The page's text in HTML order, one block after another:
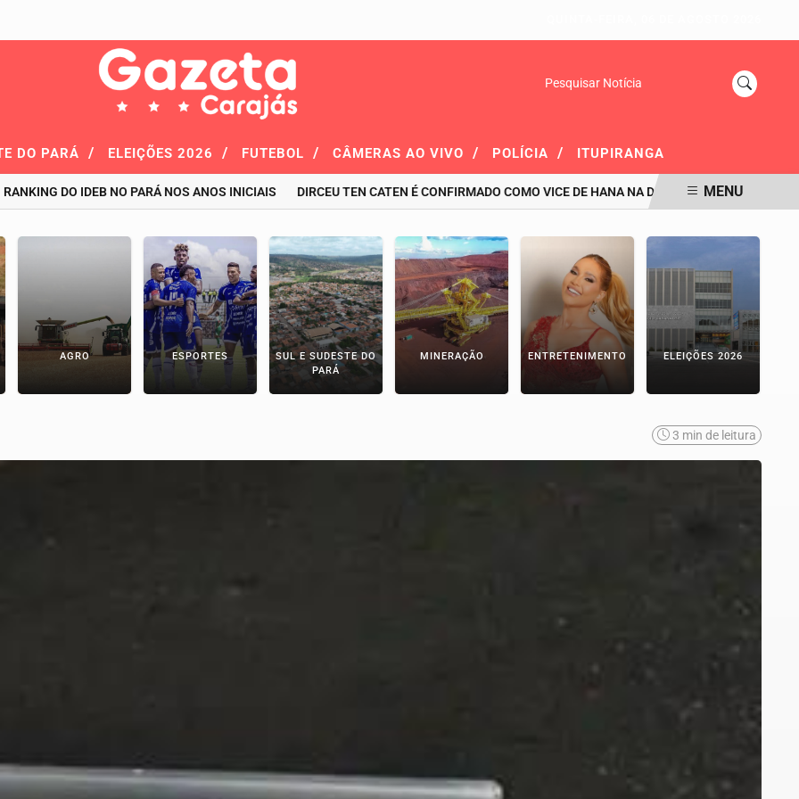
Pesquisar Notícia
DO PARÁ / ELEIÇÕES 2026 / FUTEBOL / CÂMERAS AO VIVO / POLÍCIA / ITUPIRANGA
DO IDEB NO PARÁ NOS ANOS INICIAIS DIRCEU TEN CATEN É CONFIRMADO COMO VICE DE HANA NA DISPUTA AO GOVERNO DO PARÁ
MENU
AGRO ESPORTES
SUL E SUDESTE DO
PARÁ
MINERAÇÃO ENTRETENIMENTO ELEIÇÕES 2026
3 min de leitura